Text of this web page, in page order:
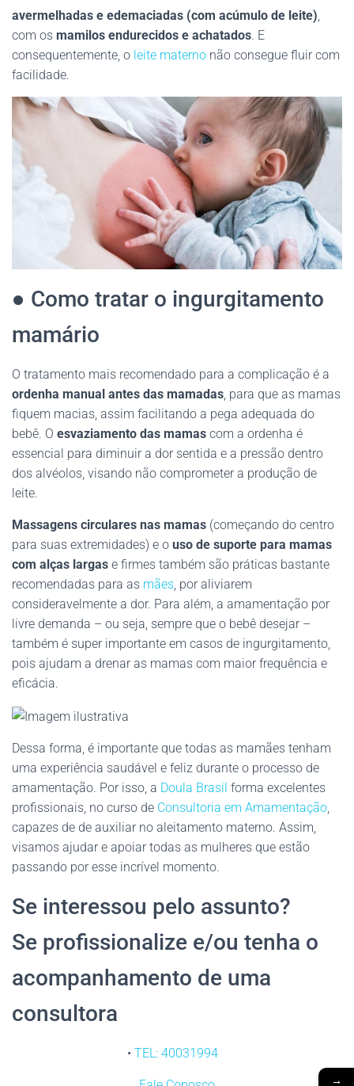
avermelhadas e edemaciadas (com acúmulo de leite),
com os mamilos endurecidos e achatados. E
consequentemente, o leite materno não consegue fluir com
facilidade.
● Como tratar o ingurgitamento
mamário
O tratamento mais recomendado para a complicação é a
ordenha manual antes das mamadas, para que as mamas
fiquem macias, assim facilitando a pega adequada do
bebê. O esvaziamento das mamas com a ordenha é
essencial para diminuir a dor sentida e a pressão dentro
dos alvéolos, visando não comprometer a produção de
leite.
Massagens circulares nas mamas (começando do centro
para suas extremidades) e o uso de suporte para mamas
com alças largas e firmes também são práticas bastante
recomendadas para as mães, por aliviarem
consideravelmente a dor. Para além, a amamentação por
livre demanda – ou seja, sempre que o bebê desejar –
também é super importante em casos de ingurgitamento,
pois ajudam a drenar as mamas com maior frequência e
eficácia.
Dessa forma, é importante que todas as mamães tenham
uma experiência saudável e feliz durante o processo de
amamentação. Por isso, a Doula Brasil forma excelentes
profissionais, no curso de Consultoria em Amamentação
capazes de de auxiliar no aleitamento materno. Assim,
visamos ajudar e apoiar todas as mulheres que estão
passando por esse incrível momento.
Se interessou pelo assunto?
Se profissionalize e/ou tenha o
acompanhamento de uma
consultora
• TEL: 40031994
→